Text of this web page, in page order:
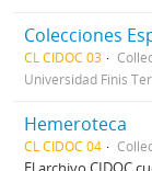
Colecciones
CL CIDOC 03
Universidad Finis
Hemeroteca
CL CIDOC 04